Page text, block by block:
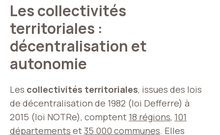
Les collectivités
territoriales :
décentralisation et
autonomie
Les collectivités territoriales, issues des lois
de décentralisation de 1982 (loi Defferre) à
2015 (loi NOTRe), comptent 18 régions, 101
départements et35 000 communes. Elles